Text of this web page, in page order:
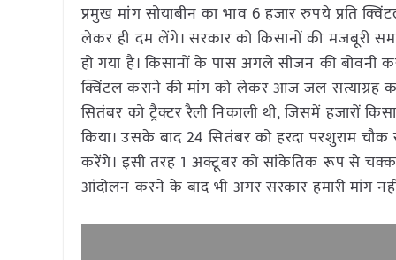
प्रमुख मांग सोयाबीन का भाव 6 हजार रुपये प्रति
लेकर ही दम लेंगे। सरकार को किसानों की मजबूरी
हो गया है। किसानों के पास अगले सीजन की बोवनी
क्विंटल कराने की मांग को लेकर आज जल सत्याग्रह
सितंबर को ट्रैक्टर रैली निकाली थी, जिसमें हजारों
किया। उसके बाद 24 सितंबर को हरदा परशुराम
करेंगे। इसी तरह 1 अक्टूबर को सांकेतिक रूप से चक्का
आंदोलन करने के बाद भी अगर सरकार हमारी मांग